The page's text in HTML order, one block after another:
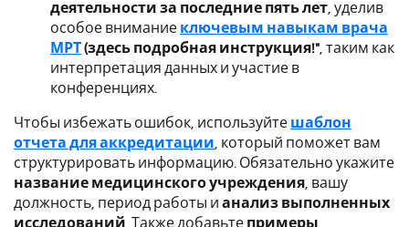
деятельности за последние пять лет , уделив
особое внимание ключевым навыкам врача
МРТ(здесь подробная инструкция!" , таким как
интерпретация данных и участие в
конференциях.
Чтобы избежать ошибок, используйте шаблон
отчета для аккредитации , который поможет вам
структурировать информацию. Обязательно укажите
название медицинского учреждения , вашу
должность, период работы и анализ выполненных
исследований . Также добавьте примеры